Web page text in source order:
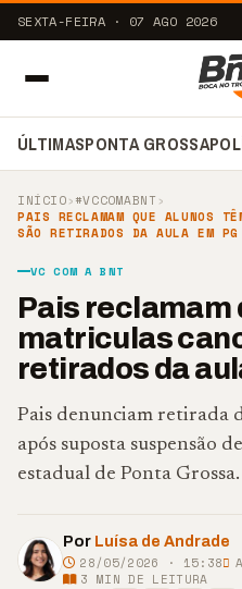
SEXTA-FEIRA · 07 AGO 2026
ÚLTIMASPONTA GROSSA
INÍCIO›#VCCOMABNT ›
PAIS RECLAMAM QUE ALUNOS
SÃO RETIRADOS DA AULA EM PG
VC COM A BNT
Pais reclamam
matriculas
retirados da
Pais denunciam retirada
após suposta suspensão
estadual de Ponta Grossa.
Por Luísa de Andrade
28/05/2026 · 15:38
3 MIN DE LEITURA